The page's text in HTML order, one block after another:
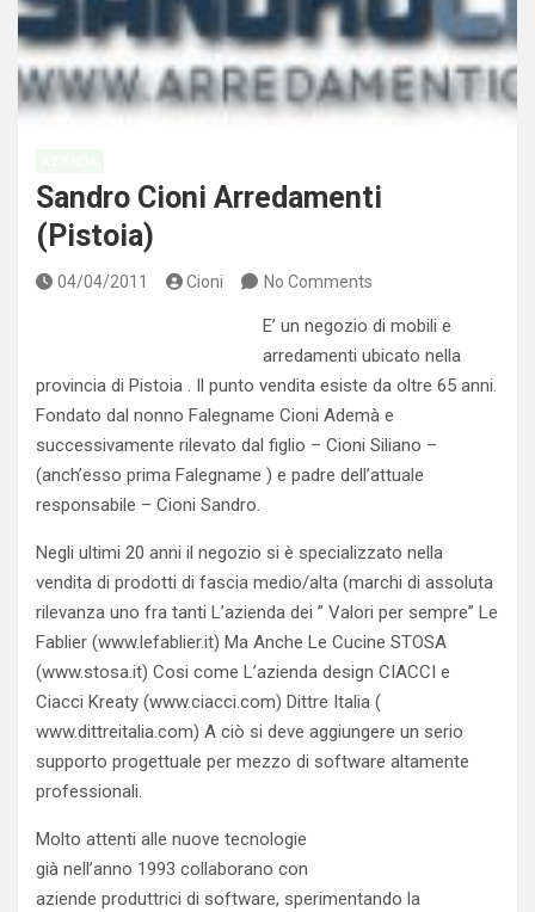
Sandro Cioni Arredamenti
(Pistoia)
04/04/2011 Cioni No Comments
E’ un negozio di mobili e
arredamenti ubicato nella
provincia di Pistoia . Il punto vendita esiste da oltre 65 anni.
Fondato dal nonno Falegname Cioni Ademà e
successivamente rilevato dal figlio – Cioni Siliano –
(anch’esso prima Falegname ) e padre dell’attuale
responsabile – Cioni Sandro.
Negli ultimi 20 anni il negozio si è specializzato nella
vendita di prodotti di fascia medio/alta (marchi di assoluta
rilevanza uno fra tanti L’azienda dei ” Valori per sempre” Le
Fablier (www.lefablier.it) Ma Anche Le Cucine STOSA
(www.stosa.it) Cosi come L’azienda design CIACCI e
Ciacci Kreaty (www.ciacci.com) Dittre Italia (
www.dittreitalia.com) A ciò si deve aggiungere un serio
supporto progettuale per mezzo di software altamente
professionali.
Molto attenti alle nuove tecnologie
già nell’anno 1993 collaborano con
aziende produttrici di software, sperimentando la